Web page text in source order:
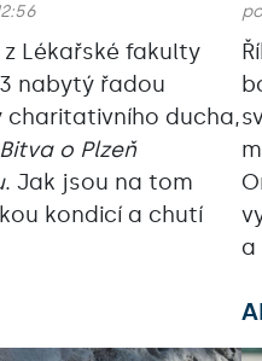
Lékařské fakulty
nabytý řadou
charitativního ducha,
Bitva o Plzeň
. Jak jsou na tom
kondicí a chutí
a